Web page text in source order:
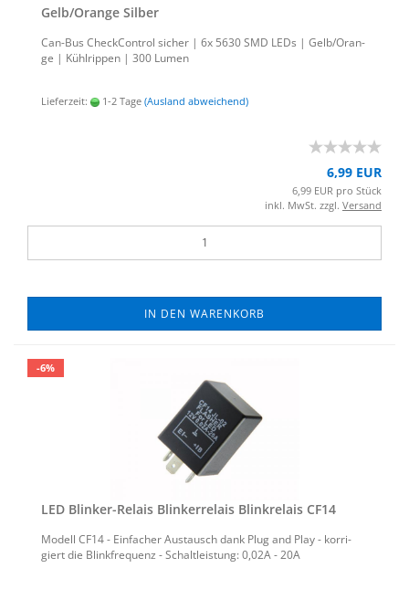
Gelb/Oran­ge Sil­ber
Can-​Bus Check­Con­trol si­cher | 6x 5630 SMD LEDs | Gelb/Oran­
ge | Kühl­rip­pen | 300 Lumen
Lieferzeit: 1-2 Tage (Ausland abweichend)
6,99 EUR
6,99 EUR pro Stück
inkl. MwSt. zzgl. Versand
IN DEN WARENKORB
-6%
LED Blinker-​​Re­lais Blin­ker­re­lais Blin­kre­lais CF14
Mo­dell CF14 - Ein­fa­cher Aus­tausch dank Plug and Play - kor­ri­
giert die Blink­fre­quenz - Schalt­leis­tung: 0,02A - 20A